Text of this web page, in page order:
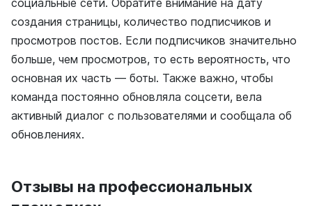
социальные сети. Обратите внимание на дату
создания страницы, количество подписчиков и
просмотров постов. Если подписчиков значительно
больше, чем просмотров, то есть вероятность, что
основная их часть — боты. Также важно, чтобы
команда постоянно обновляла соцсети, вела
активный диалог с пользователями и сообщала об
обновлениях.
Отзывы на профессиональных